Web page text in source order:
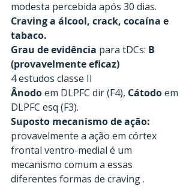
modesta percebida após 30 dias.
Craving a álcool, crack, cocaína e
tabaco.
Grau de evidência para tDCs: B
(provavelmente eficaz)
4 estudos classe II
Ânodo em DLPFC dir (F4), Cátodo em
DLPFC esq (F3).
Suposto mecanismo de ação:
provavelmente a ação em córtex
frontal ventro-medial é um
mecanismo comum a essas
diferentes formas de craving .